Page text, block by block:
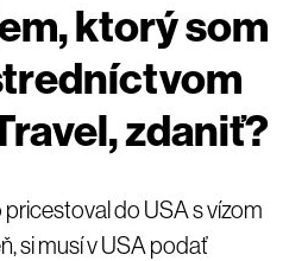
ktorý som
zdaniť?
pricestoval do USA s vízom
si musí v USA podať